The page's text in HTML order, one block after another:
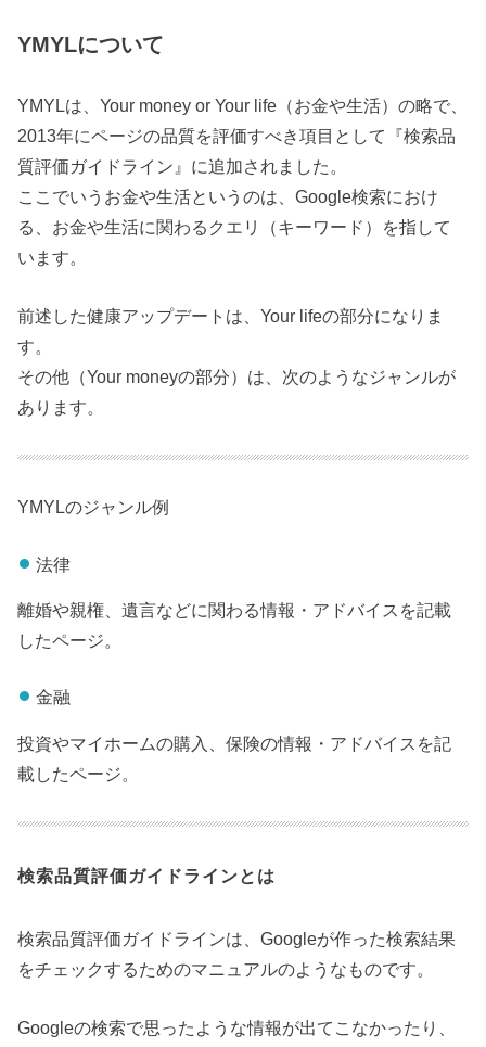
YMYLについて
YMYLは、Your money or Your life（お金や生活）の略で、
2013年にページの品質を評価すべき項目として『検索品
質評価ガイドライン』に追加されました。
ここでいうお金や生活というのは、Google検索におけ
る、お金や生活に関わるクエリ（キーワード）を指して
います。
前述した健康アップデートは、Your lifeの部分になりま
す。
その他（Your moneyの部分）は、次のようなジャンルが
あります。
YMYLのジャンル例
法律
離婚や親権、遺言などに関わる情報・アドバイスを記載
したページ。
金融
投資やマイホームの購入、保険の情報・アドバイスを記
載したページ。
検索品質評価ガイドラインとは
検索品質評価ガイドラインは、Googleが作った検索結果
をチェックするためのマニュアルのようなものです。
Googleの検索で思ったような情報が出てこなかったり、